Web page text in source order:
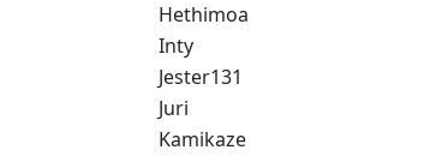
Hethimoa
Inty
Jester131
Juri
Kamikaze